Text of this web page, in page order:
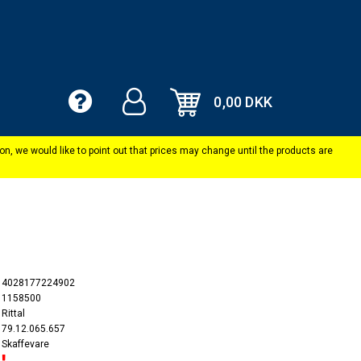
0,00 DKK
4028177224902
1158500
Rittal
79.12.065.657
Skaffevare